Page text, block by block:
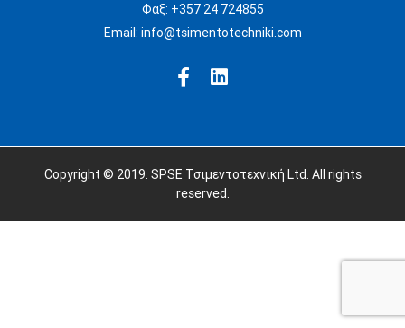
Φαξ: +357 24 724855
Email: info@tsimentotechniki.com
Copyright © 2019. SPSE Τσιμεντοτεχνική Ltd. All rights
reserved.